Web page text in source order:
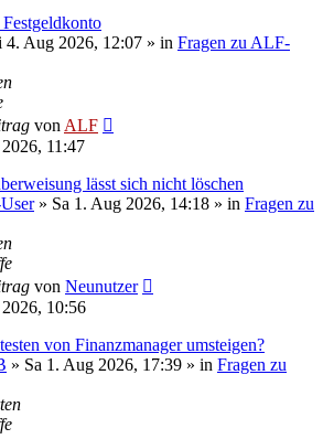
4. Aug 2026, 12:07 » in Fragen zu ALF-
von ALF
11:47
lässt sich nicht löschen
» Sa 1. Aug 2026, 14:18 » in Fragen zu
von Neunutzer
10:56
von Finanzmanager umsteigen?
» Sa 1. Aug 2026, 17:39 » in Fragen zu